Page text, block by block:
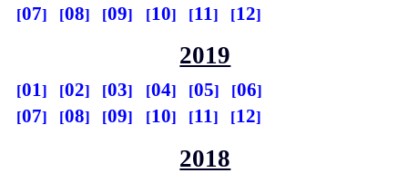
07 08 09 10 11 12
2019
01 02 03 04 05
06
07
08 09 10 11 12
2018